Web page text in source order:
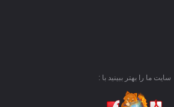
سایت ما را بهتر ببینید با :